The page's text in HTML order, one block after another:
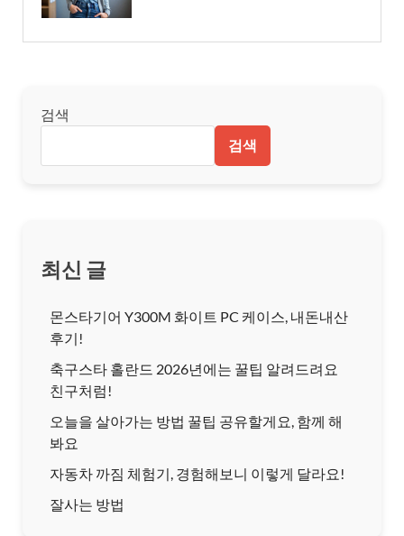
검색
검색
최신 글
몬스타기어 Y300M 화이트 PC 케이스, 내돈내산
후기!
축구스타 홀란드 2026년에는 꿀팁 알려드려요
친구처럼!
오늘을 살아가는 방법 꿀팁 공유할게요, 함께 해
봐요
자동차 까짐 체험기, 경험해보니 이렇게 달라요!
잘사는 방법